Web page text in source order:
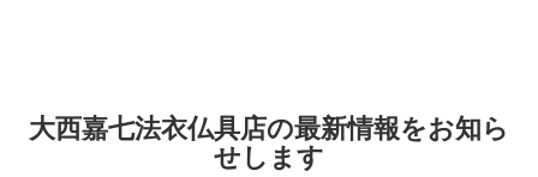
大西嘉七法衣仏具店の最新情報をお知ら
せします